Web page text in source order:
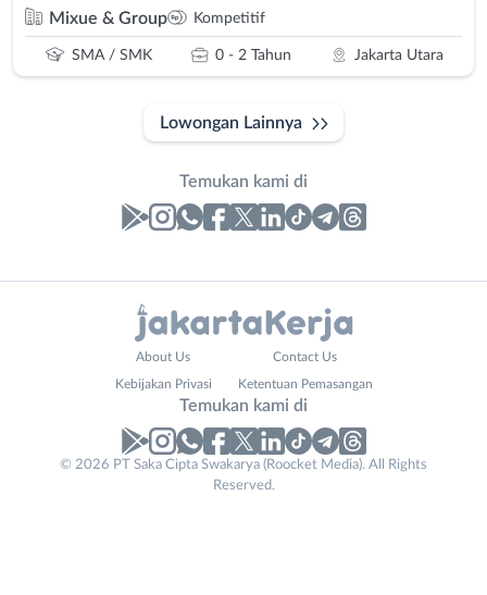
Mixue & Group Kompetitif
SMA / SMK 0 - 2 Tahun Jakarta Utara
Lowongan Lainnya
Temukan kami di
No. Telp /
About Us Contact Us
Kebijakan Privasi Ketentuan Pemasangan
Temukan kami di
© 2026 PT Saka Cipta Swakarya (Roocket Media). All Rights
Reserved.